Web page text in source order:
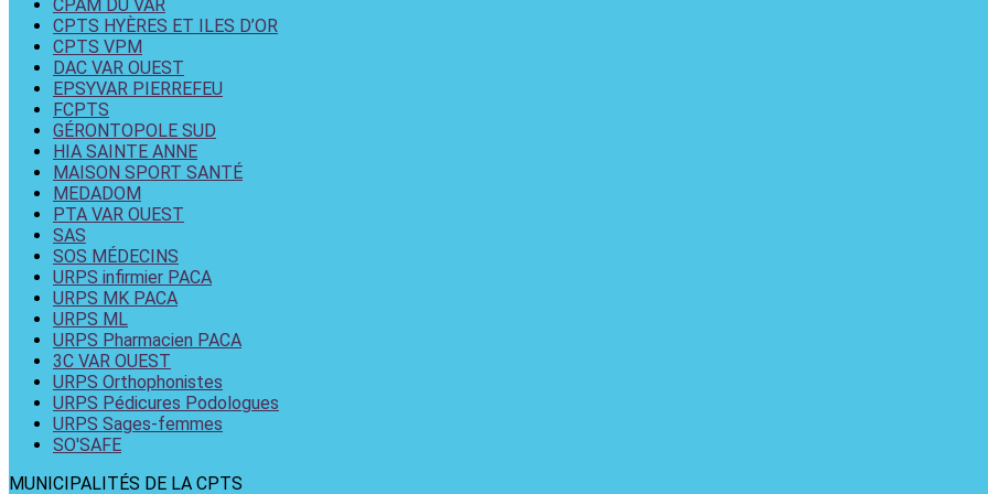
CPAM DU VAR
CPTS HYÈRES ET ILES D’OR
CPTS VPM
DAC VAR OUEST
EPSYVAR PIERREFEU
FCPTS
GÉRONTOPOLE SUD
HIA SAINTE ANNE
MAISON SPORT SANTÉ
MEDADOM
PTA VAR OUEST
SAS
SOS MÉDECINS
URPS infirmier PACA
URPS MK PACA
URPS ML
URPS Pharmacien PACA
3C VAR OUEST
URPS Orthophonistes
URPS Pédicures Podologues
URPS Sages-femmes
SO'SAFE
MUNICIPALITÉS DE LA CPTS